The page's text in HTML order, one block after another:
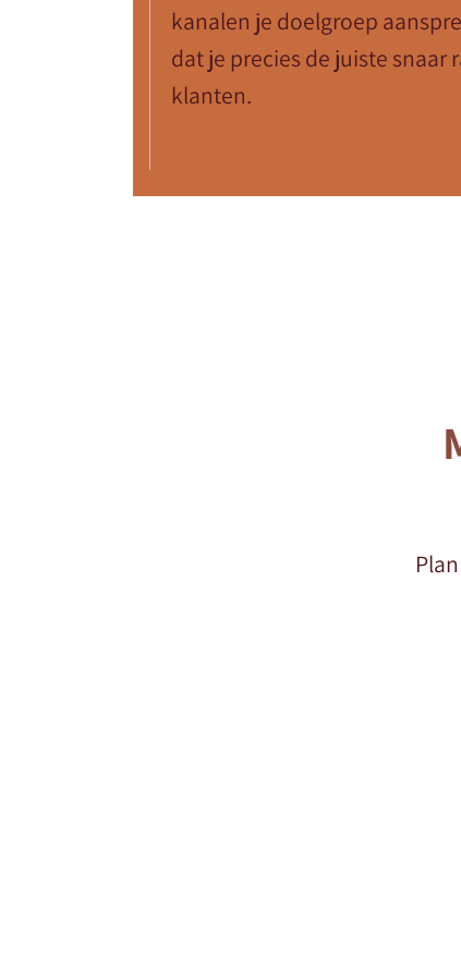
kanalen je doelgroep
dat je precies de juiste snaar
klanten.